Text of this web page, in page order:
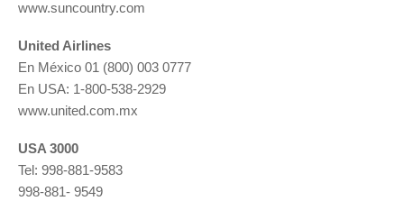
www.suncountry.com
United Airlines
En México 01 (800) 003 0777
En USA: 1-800-538-2929
www.united.com.mx
USA 3000
Tel: 998-881-9583
998-881- 9549